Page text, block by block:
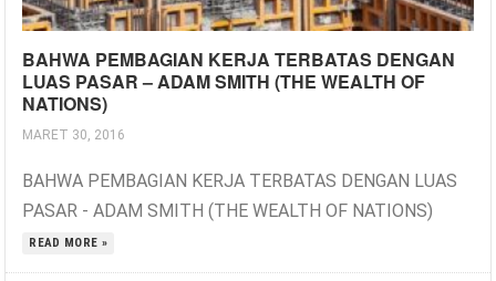
BAHWA PEMBAGIAN KERJA TERBATAS DENGAN
LUAS PASAR – ADAM SMITH (THE WEALTH OF
NATIONS)
MARET 30, 2016
BAHWA PEMBAGIAN KERJA TERBATAS DENGAN LUAS
PASAR - ADAM SMITH (THE WEALTH OF NATIONS)
READ MORE »